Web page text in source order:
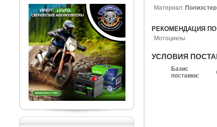
Материал:
РЕКОМЕНДАЦИЯ
Мотоциклы
УСЛОВИЯ
Базис
поставки: